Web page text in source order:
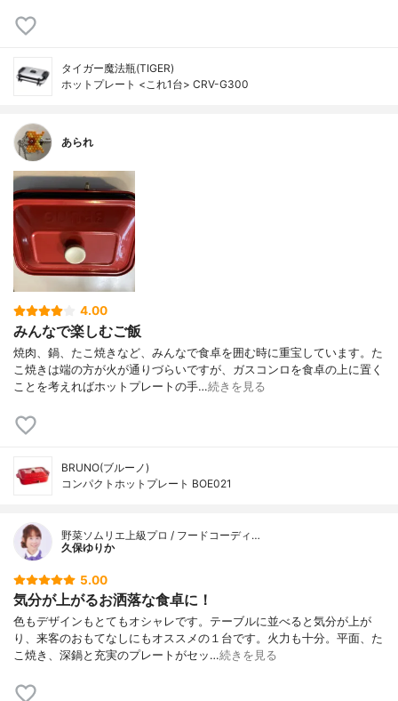
タイガー魔法瓶(TIGER)
ホットプレート <これ1台> CRV-G300
あられ
4.00
みんなで楽しむご飯
焼肉、鍋、たこ焼きなど、みんなで食卓を囲む時に重宝しています。た
こ焼きは端の方が火が通りづらいですが、ガスコンロを食卓の上に置く
ことを考えればホットプレートの手…続きを見る
BRUNO(ブルーノ)
コンパクトホットプレート BOE021
野菜ソムリエ上級プロ / フードコーディ…
久保ゆりか
5.00
気分が上がるお洒落な食卓に！
色もデザインもとてもオシャレです。テーブルに並べると気分が上が
り、来客のおもてなしにもオススメの１台です。火力も十分。平面、た
こ焼き、深鍋と充実のプレートがセッ…続きを見る